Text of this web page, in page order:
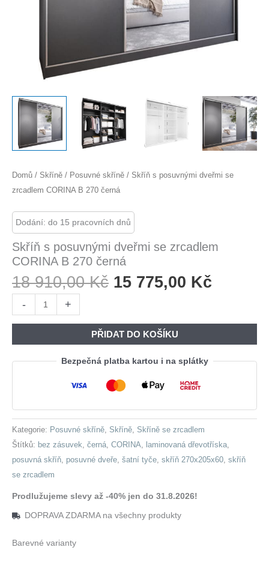
Domů / Skříně / Posuvné skříně / Skříň s posuvnými dveřmi se
zrcadlem CORINA B 270 černá
Dodání: do 15 pracovních dnů
Skříň s posuvnými dveřmi se zrcadlem
CORINA B 270 černá
18 910,00Kč Původní
18
910,00 Kč.
15 775,00 Kč
775,00
-
s
dveřmi
se
270
černá
množství
+
PŘIDAT DO KOŠÍKU
Bezpečná platba kartou i na splátky
Kategorie: Posuvné skříně, Skříně, Skříně se zrcadlem
Štítků: bez zásuvek, černá, CORINA, laminovaná dřevotříska,
posuvná skříň, posuvné dveře, šatní tyče, skříň 270x205x60, skříň
se zrcadlem
Prodlužujeme slevy až -40% jen do 31.8.2026!
DOPRAVA ZDARMA na všechny produkty
Barevné varianty